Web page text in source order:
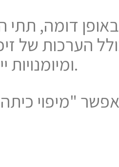
באופן דומה, תתי
ומיומנויות יישומיות, ומציגה תמונה מלאה של התפקוד האקדמי של התלמיד.